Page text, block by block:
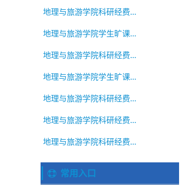
地理与旅游学院科研经费绩效公示
地理与旅游学院学生旷课违纪通报2025-2026学年第二学期 第7
地理与旅游学院科研经费绩效公示
地理与旅游学院学生旷课违纪通报2025-2026学年第二学期 第6
地理与旅游学院科研经费绩效公示
地理与旅游学院科研经费绩效公示
地理与旅游学院科研经费绩效公示
常用入口